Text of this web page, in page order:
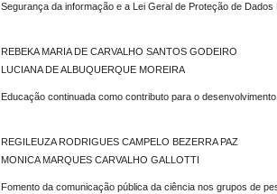
Segurança da informação e a Lei Geral de Proteção de
REBEKA MARIA DE CARVALHO SANTOS GODEIRO
LUCIANA DE ALBUQUERQUE MOREIRA
Educação continuada como contributo para o
REGILEUZA RODRIGUES CAMPELO BEZERRA PAZ
MONICA MARQUES CARVALHO GALLOTTI
Fomento da comunicação pública da ciência nos grupos de